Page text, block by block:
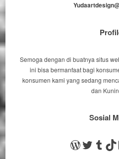
Semoga dengan di buatnya situs
ini bisa bermanfaat bagi
konsumen kami yang sedang
dan
Sosial
Twitter